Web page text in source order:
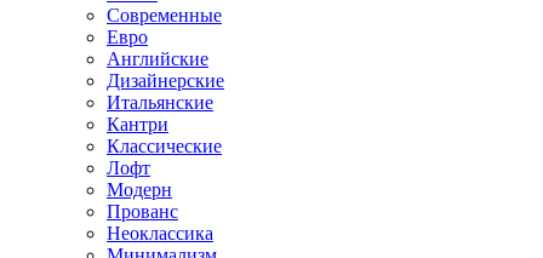
Современные
Евро
Английские
Дизайнерские
Итальянские
Кантри
Классические
Лофт
Модерн
Прованс
Неоклассика